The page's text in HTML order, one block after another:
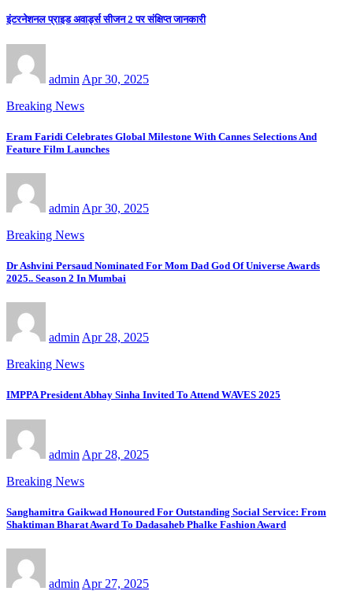
इंटरनेशनल प्राइड अवार्ड्स सीजन 2 पर संक्षिप्त जानकारी
admin Apr 30, 2025
Breaking News
Eram Faridi Celebrates Global Milestone With Cannes Selections And
Feature Film Launches
admin Apr 30, 2025
Breaking News
Dr Ashvini Persaud Nominated For Mom Dad God Of Universe Awards
2025.. Season 2 In Mumbai
admin Apr 28, 2025
Breaking News
IMPPA President Abhay Sinha Invited To Attend WAVES 2025
admin Apr 28, 2025
Breaking News
Sanghamitra Gaikwad Honoured For Outstanding Social Service: From
Shaktiman Bharat Award To Dadasaheb Phalke Fashion Award
admin Apr 27, 2025